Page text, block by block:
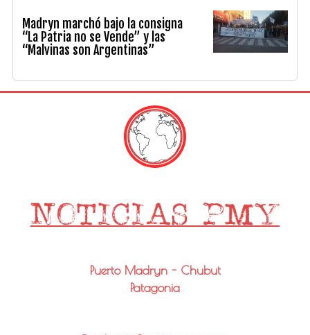
Madryn marchó bajo la consigna
“La Patria no se Vende” y las
“Malvinas son Argentinas”
Puerto Madryn - Chubut
Patagonia